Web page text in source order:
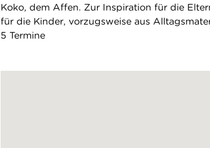
Koko, dem Affen. Zur Inspiration für die
für die Kinder, vorzugsweise aus
5 Termine